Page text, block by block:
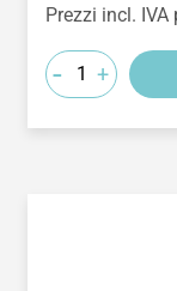
Prezzi incl.
- +